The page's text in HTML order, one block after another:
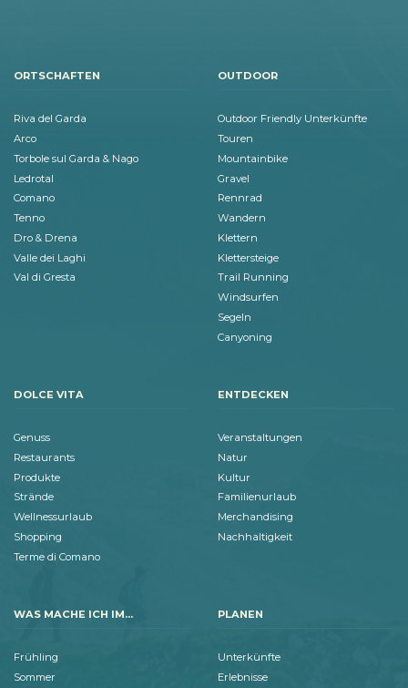
ORTSCHAFTEN
Riva del Garda
Arco
Torbole sul Garda & Nago
Ledrotal
Comano
Tenno
Dro & Drena
Valle dei Laghi
Val di Gresta
OUTDOOR
Outdoor Friendly Unterkünfte
Touren
Mountainbike
Gravel
Rennrad
Wandern
Klettern
Klettersteige
Trail Running
Windsurfen
Segeln
Canyoning
DOLCE VITA
Genuss
Restaurants
Produkte
Strände
Wellnessurlaub
Shopping
Terme di Comano
ENTDECKEN
Veranstaltungen
Natur
Kultur
Familienurlaub
Merchandising
Nachhaltigkeit
WAS MACHE ICH IM...
Frühling
Sommer
PLANEN
Unterkünfte
Erlebnisse